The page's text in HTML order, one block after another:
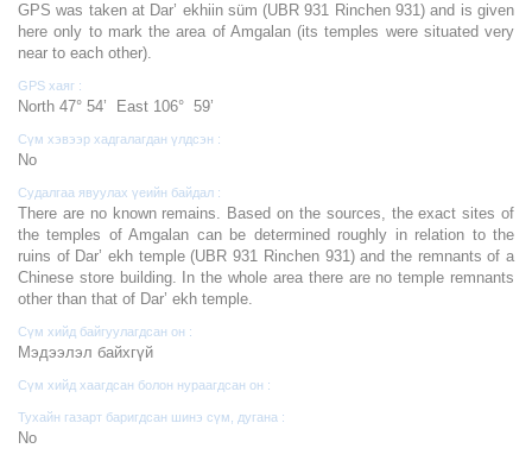
GPS was taken at Dar’ ekhiin süm (UBR 931 Rinchen 931) and is given
here only to mark the area of Amgalan (its temples were situated very
near to each other).
GPS хаяг :
North 47° 54’ East 106° 59’
Сүм хэвээр хадгалагдан үлдсэн :
No
Судалгаа явуулах үеийн байдал :
There are no known remains. Based on the sources, the exact sites of
the temples of Amgalan can be determined roughly in relation to the
ruins of Dar’ ekh temple (UBR 931 Rinchen 931) and the remnants of a
Chinese store building. In the whole area there are no temple remnants
other than that of Dar’ ekh temple.
Сүм хийд байгуулагдсан он :
Мэдээлэл байхгүй
Сүм хийд хаагдсан болон нураагдсан он :
Тухайн газарт баригдсан шинэ сүм, дугана :
No